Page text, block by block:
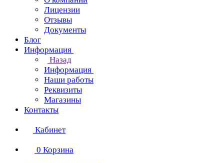
Лицензии
Отзывы
Документы
Блог
Информация
Назад
Информация
Наши работы
Реквизиты
Магазины
Контакты
Кабинет
0 Корзина